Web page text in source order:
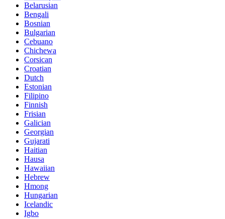
Belarusian
Bengali
Bosnian
Bulgarian
Cebuano
Chichewa
Corsican
Croatian
Dutch
Estonian
Filipino
Finnish
Frisian
Galician
Georgian
Gujarati
Haitian
Hausa
Hawaiian
Hebrew
Hmong
Hungarian
Icelandic
Igbo